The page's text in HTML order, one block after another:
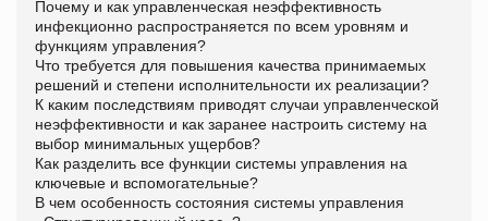
Почему и как управленческая неэффективность
инфекционно распространяется по всем уровням и
функциям управления?
Что требуется для повышения качества принимаемых
решений и степени исполнительности их реализации?
К каким последствиям приводят случаи управленческой
неэффективности и как заранее настроить систему на
выбор минимальных ущербов?
Как разделить все функции системы управления на
ключевые и вспомогательные?
В чем особенность состояния системы управления